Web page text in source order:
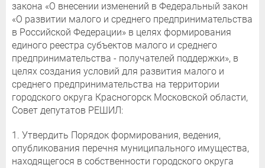
закона «О внесении изменений в Федеральный закон
«О развитии малого и среднего предпринимательства
в Российской Федерации» в целях формирования
единого реестра субъектов малого и среднего
предпринимательства - получателей поддержки», в
целях создания условий для развития малого и
среднего предпринимательства на территории
городского округа Красногорск Московской области,
Совет депутатов РЕШИЛ:
1. Утвердить Порядок формирования, ведения,
опубликования перечня муниципального имущества,
находящегося в собственности городского округа